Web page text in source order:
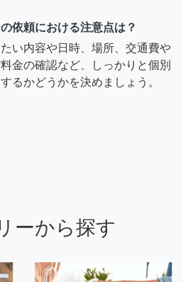
依頼における注意点は？
い内容や日時、場所、交通費や
金の確認など、しっかりと個別
るかどうかを決めましょう。
ーから探す